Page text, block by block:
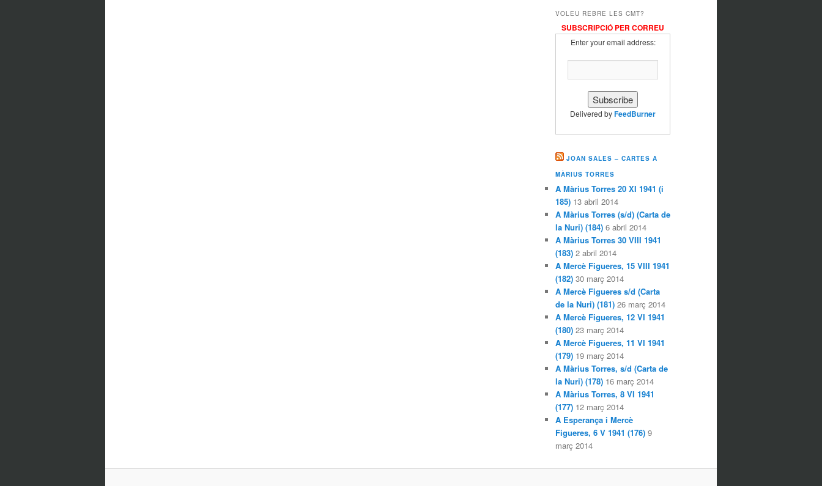
VOLEU REBRE LES CMT?
SUBSCRIPCIÓ PER CORREU
Enter your email address:
Delivered byFeedBurner
JOAN SALES – CARTES A
MÀRIUS TORRES
A Màrius Torres 20 XI 1941 (i
185) 13 abril 2014
A Màrius Torres (s/d) (Carta de
la Nuri) (184) 6 abril 2014
A Màrius Torres 30 VIII 1941
(183) 2 abril 2014
A Mercè Figueres, 15 VIII 1941
(182) 30 març 2014
A Mercè Figueres s/d (Carta
de la Nuri) (181) 26 març 2014
A Mercè Figueres, 12 VI 1941
(180) 23 març 2014
A Mercè Figueres, 11 VI 1941
(179) 19 març 2014
A Màrius Torres, s/d (Carta de
la Nuri) (178) 16 març 2014
A Màrius Torres, 8 VI 1941
(177) 12 març 2014
A Esperança i Mercè
Figueres, 6 V 1941 (176) 9
març 2014